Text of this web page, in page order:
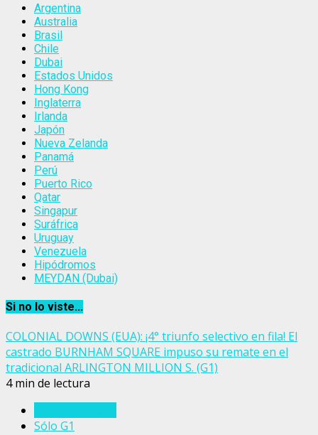
Argentina
Australia
Brasil
Chile
Dubai
Estados Unidos
Hong Kong
Inglaterra
Irlanda
Japón
Nueva Zelanda
Panamá
Perú
Puerto Rico
Qatar
Singapur
Suráfrica
Uruguay
Venezuela
Hipódromos
MEYDAN (Dubai)
Si no lo viste...
COLONIAL DOWNS (EUA): ¡4° triunfo selectivo en fila! El
castrado BURNHAM SQUARE impuso su remate en el
tradicional ARLINGTON MILLION S. (G1)
4 min de lectura
Sólo G1